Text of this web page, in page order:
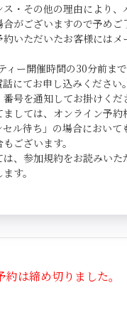
・その他の理由により、
がございますので予めご
いただいたお客様にはメ
ー開催時間の30分前ま
にてお申し込みください
号を通知してお掛けくだ
しては、オンライン予約
セル待ち」の場合において
ございます。
、参加規約をお読みいた
す。
は締め切りました。